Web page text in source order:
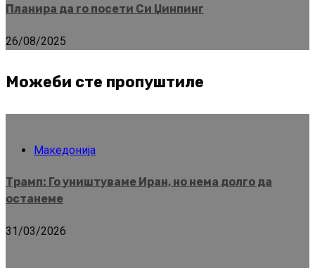
Планира да го посети Си Џинпинг
26/08/2025
Можеби сте пропуштиле
Македонија
Трамп: Го уништуваме Иран, но нема долго да
останеме
31/03/2026